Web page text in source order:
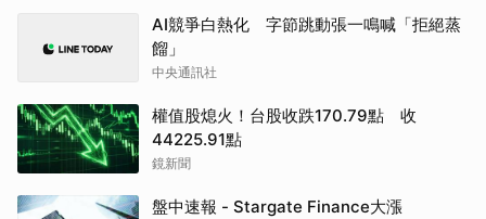
AI競爭白熱化 字節跳動張一鳴喊「拒絕蒸
餾」
中央通訊社
權值股熄火！台股收跌170.79點 收
44225.91點
鏡新聞
盤中速報 - Stargate Finance大漲